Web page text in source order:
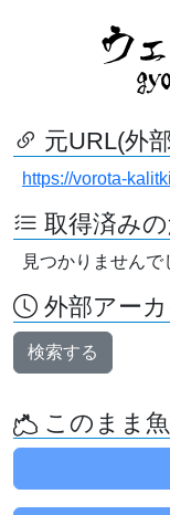
元URL(外
https://vorota-
取得済み
見つかりませんで
外部アー
検索する
このまま